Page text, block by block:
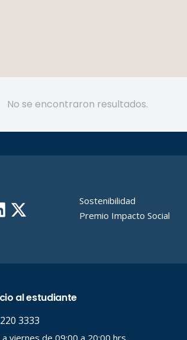
No se encontraron resultados.